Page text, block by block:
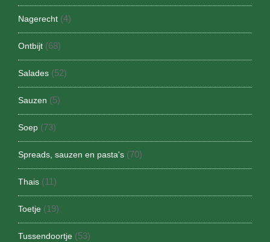
Nagerecht (4)
Ontbijt (68)
Salades (52)
Sauzen (5)
Soep (73)
Spreads, sauzen en pasta's (70)
Thais (11)
Toetje (19)
Tussendoortje (53)